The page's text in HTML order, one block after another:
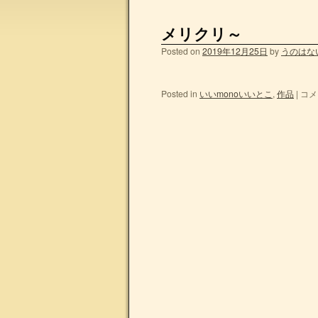
メリクリ～
Posted on 2019年12月25日 by うのはな
Posted in いいmonoいいとこ , 作品 | コ